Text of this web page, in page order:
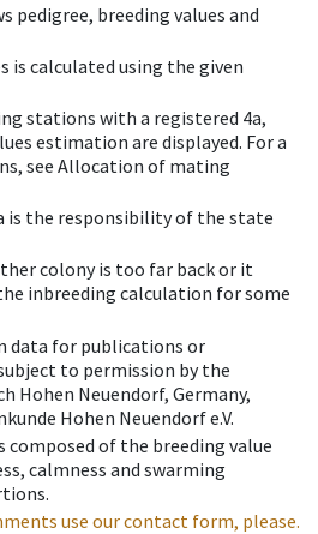
pedigree, breeding values and
is calculated using the given
stations with a registered 4a,
estimation are displayed. For a
see Allocation of mating
is the responsibility of the state
colony is too far back or it
inbreeding calculation for some
data for publications or
to permission by the
Hohen Neuendorf, Germany,
Hohen Neuendorf e.V.
composed of the breeding value
calmness and swarming
use our contact form, please.